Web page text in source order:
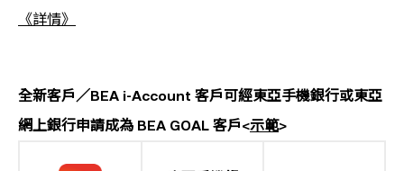
《詳情》
全新客戶／BEA i-Account 客戶可經東亞手機銀行或東亞
網上銀行申請成為 BEA GOAL 客戶<示範>